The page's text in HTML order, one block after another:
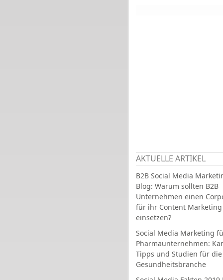
AKTUELLE ARTIKEL
B2B Social Media
Blog: Warum sollten B2B
Unternehmen einen
für ihr Content Marketing
einsetzen?
Social Media Marketing
Pharmaunternehmen:
Tipps und Studien für die
Gesundheitsbranche